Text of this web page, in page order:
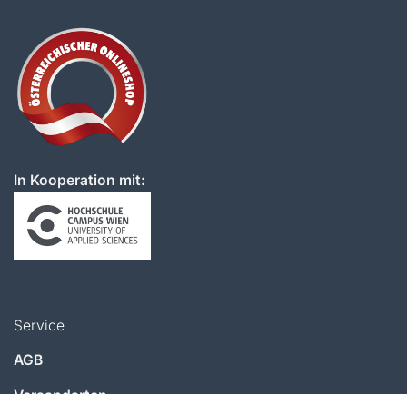
In Kooperation mit:
Service
AGB